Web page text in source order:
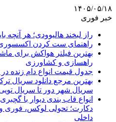
۱۴۰۵/۰۵/۱۸
خبر فوری
راز لبخند هالیوودی؛ هر آنچه
راهنمای ست کردن اکسسوری
بهترین فیلتر هواکش برای
راهسازی و کشاورزی
جدول قیمت انواع دام زنده
بهترین مرجع دانلود سریال
سریال شهر دور تا سریال
انواع قاب بندی دیوار با
دکارت؛ تحولی لوکس، فوری
داخلی